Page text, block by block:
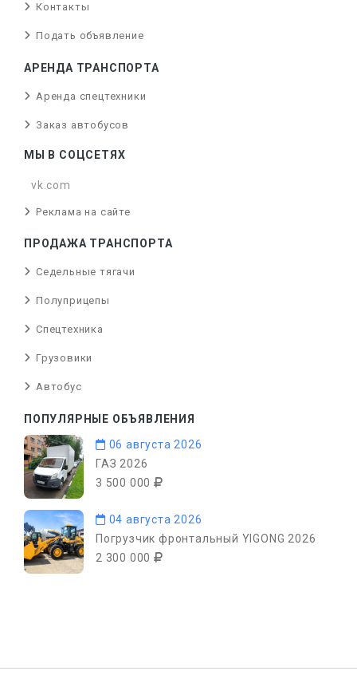
Контакты
Подать объявление
АРЕНДА ТРАНСПОРТА
Аренда спецтехники
Заказ автобусов
МЫ В СОЦСЕТЯХ
vk.com
Реклама на сайте
ПРОДАЖА ТРАНСПОРТА
Седельные тягачи
Полуприцепы
Спецтехника
Грузовики
Автобус
ПОПУЛЯРНЫЕ ОБЪЯВЛЕНИЯ
06 августа 2026
ГАЗ 2026
3 500 000
04 августа 2026
Погрузчик фронтальный YIGONG 2026
2 300 000